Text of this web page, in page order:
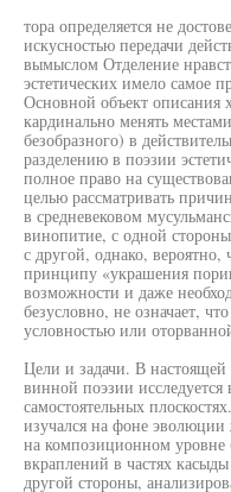
тора определяется не
искусностью передачи
вымыслом Отделение
эстетических имело самое
Основной объект описания
кардинально менять
безобразного) в
разделению в поэзии
полное право на
целью рассматривать
в средневековом
винопитие, с одной
с другой, однако,
принципу «украшения
возможности и даже
безусловно, не означает,
условностью или
Цели и задачи. В настоящей
винной поэзии
самостоятельных
изучался на фоне
на композиционном уровне
вкраплений в частях
другой стороны,